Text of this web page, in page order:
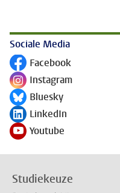
Sociale Media
Volg ons op
Facebook
Volg ons op
Instagram
Volg ons op
Bluesky
Volg ons op
LinkedIn
Volg ons op
Youtube
Studiekeuze